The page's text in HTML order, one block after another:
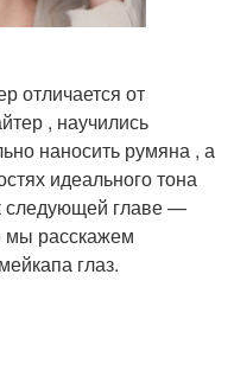
отличается от
, научились
наносить румяна , а
идеального тона
следующей главе —
мы расскажем
глаз.